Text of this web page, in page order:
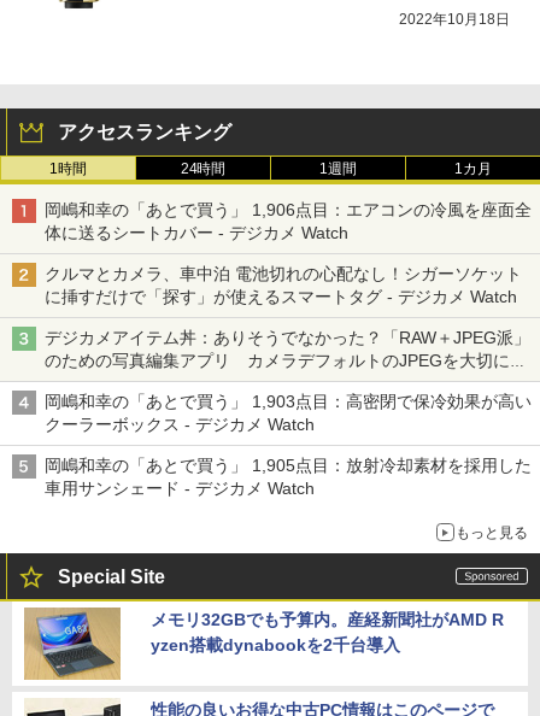
2022年10月18日
アクセスランキング
1時間 24時間 1週間 1カ月
岡嶋和幸の「あとで買う」 1,906点目：エアコンの冷風を座面全
体に送るシートカバー - デジカメ Watch
クルマとカメラ、車中泊 電池切れの心配なし！シガーソケット
に挿すだけで「探す」が使えるスマートタグ - デジカメ Watch
デジカメアイテム丼：ありそうでなかった？「RAW＋JPEG派」
のための写真編集アプリ カメラデフォルトのJPEGを大切にす
る「Filmator」
岡嶋和幸の「あとで買う」 1,903点目：高密閉で保冷効果が高い
クーラーボックス - デジカメ Watch
岡嶋和幸の「あとで買う」 1,905点目：放射冷却素材を採用した
車用サンシェード - デジカメ Watch
もっと見る
Special Site
メモリ32GBでも予算内。産経新聞社がAMD R
yzen搭載dynabookを2千台導入
性能の良いお得な中古PC情報はこのページで